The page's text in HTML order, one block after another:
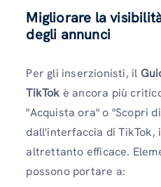
Migliorare la
degli annunci
Per gli inserzionisti, il
TikTok è ancora più
"Acquista ora" o "Scopri
dall'interfaccia di TikTok,
altrettanto efficace.
possono portare a: